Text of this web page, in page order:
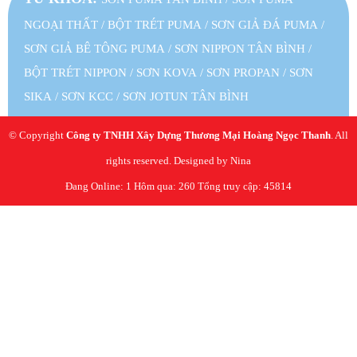
NGOẠI THẤT / BỘT TRÉT PUMA / SƠN GIẢ ĐÁ PUMA /
SƠN GIẢ BÊ TÔNG PUMA / SƠN NIPPON TÂN BÌNH /
BỘT TRÉT NIPPON / SƠN KOVA / SƠN PROPAN / SƠN
SIKA / SƠN KCC / SƠN JOTUN TÂN BÌNH
© Copyright Công ty TNHH Xây Dựng Thương Mại Hoàng Ngọc Thanh. All
rights reserved. Designed by Nina
Đang Online: 1 Hôm qua: 260 Tổng truy cập: 45814